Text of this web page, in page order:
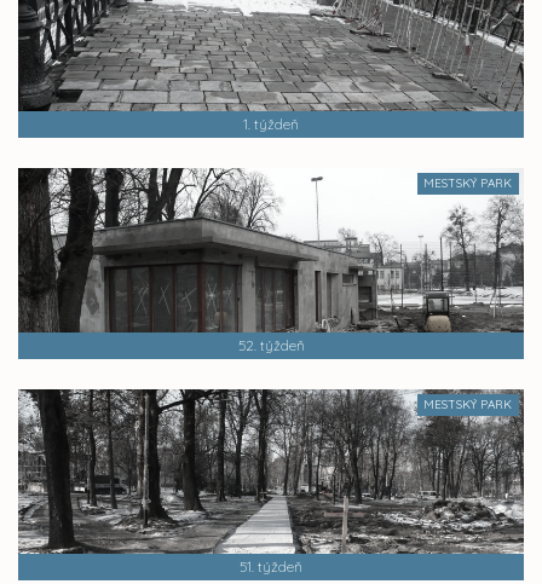
1. týždeň
MESTSKÝ PARK
52. týždeň
MESTSKÝ PARK
51. týždeň